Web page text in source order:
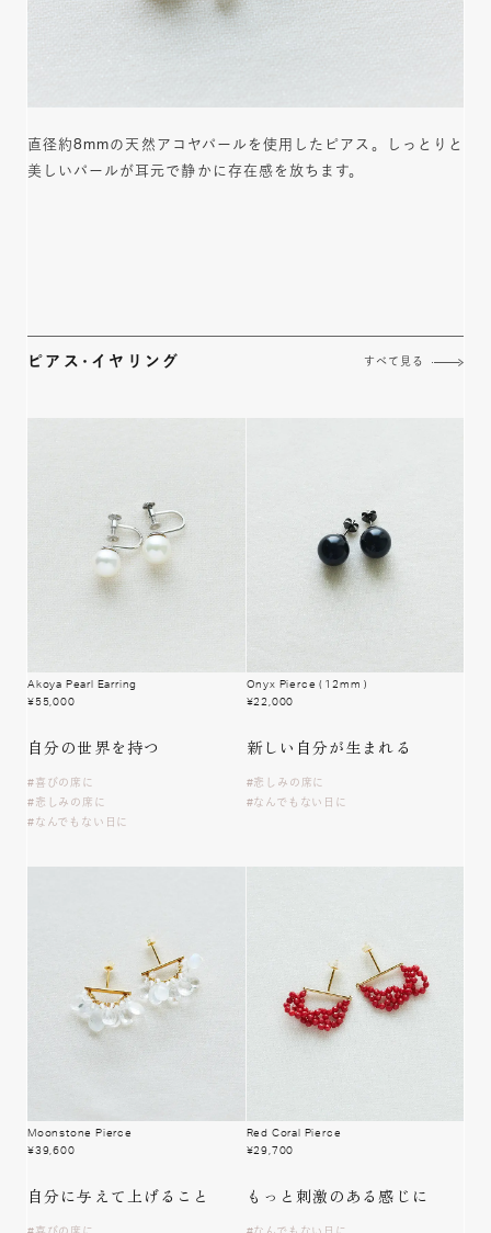
直径約8mmの天然アコヤパールを使用したピアス。しっとりと
美しいパールが耳元で静かに存在感を放ちます。
ピアス･イヤリング すべて見る
Akoya Pearl Earring
¥55,000
自分の世界を持つ
喜びの席に
悲しみの席に
なんでもない日に
Onyx Pierce ( 12mm )
¥22,000
新しい自分が生まれる
悲しみの席に
なんでもない日に
Moonstone Pierce
¥39,600
自分に与えて 上げること
Red Coral Pierce
¥29,700
もっと刺激の ある感じに